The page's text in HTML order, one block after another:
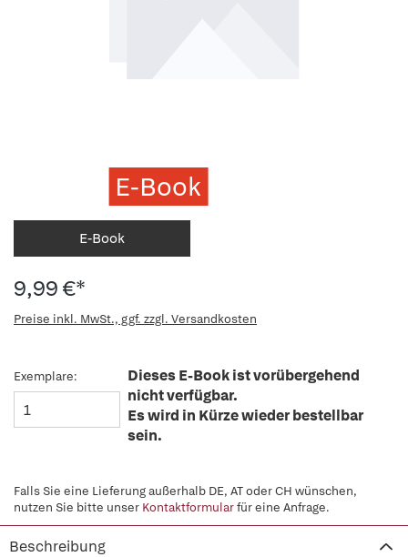
E-Book
E-Book
9,99 €*
Preise inkl. MwSt., ggf. zzgl. Versandkosten
Exemplare:
Dieses E-Book ist vorübergehend
nicht verfügbar.
Es wird in Kürze wieder bestellbar
sein.
Falls Sie eine Lieferung außerhalb DE, AT oder CH wünschen,
nutzen Sie bitte unser Kontaktformularfür eine Anfrage.
Beschreibung